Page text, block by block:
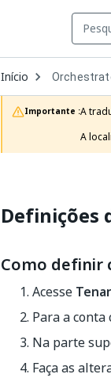
Início Open
Dropdown
to
choose
product
Importante :A
A
Definições
Como definir
Acesse
Para a
Na parte
Faça as